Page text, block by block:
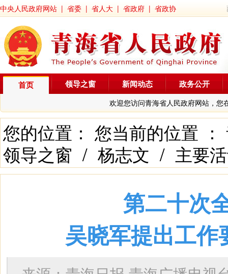
中央人民政府网站 | 省委 | 省人大 | 省政府 | 省政协
首页
欢迎您访问青海省人民政府网站，您
领导之窗 新闻动态 政务公开
您的位置： 您当前的位置 ：
领导之窗 / 杨志文 / 主要
第二十次
吴晓军提出工